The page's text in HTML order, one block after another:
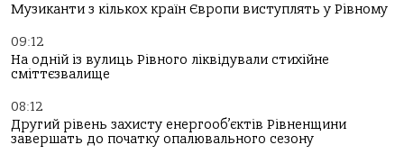
Музиканти з кількох країн Європи виступлять у Рівному
09:12
На одній із вулиць Рівного ліквідували стихійне
сміттєзвалище
08:12
Другий рівень захисту енергооб’єктів Рівненщини
завершать до початку опалювального сезону